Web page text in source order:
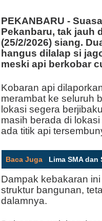
PEKANBARU -
Pekanbaru, tak jauh
(25/2/2026) siang.
hangus dilalap si
meski api berkobar
Kobaran api
merambat ke seluruh
lokasi segera
masih berada di
ada titik api
Baca Juga : Lima SMA dan
Dampak kebakaran
struktur bangunan,
dalamnya.